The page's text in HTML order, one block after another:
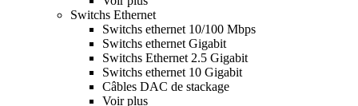
Switchs Ethernet
Switchs ethernet 10/100 Mbps
Switchs ethernet Gigabit
Switchs Ethernet 2.5 Gigabit
Switchs ethernet 10 Gigabit
Câbles DAC de stackage
Voir plus